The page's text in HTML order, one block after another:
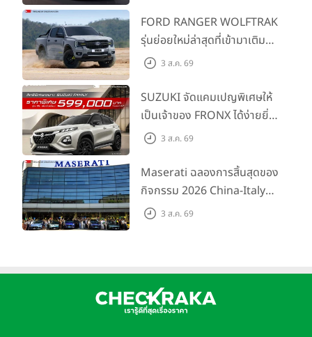
FORD RANGER WOLFTRAK
รุ่นย่อยใหม่ล่าสุดที่เข้ามาเติม
เต็มไลน์อัป พร้อมตอบโจทย์ทุก
พร้อมลุย ด้วยราคาพิเศษเริ่ม
ต้นที่ 9.49 แสนบาท
3 ส.ค. 69
SUZUKI จัดแคมเปญพิเศษให้
เป็นเจ้าของ FRONX ได้ง่ายยิ่ง
ขึ้นสำหรับรุ่น GL ราคาพิเศษ
200 คัน พร้อมข้อเสนอสุดคุ้ม
3 ส.ค. 69
Maserati ฉลองการสิ้นสุดของ
กิจกรรม 2026 China-Italy
Grand Tour ณ สำนักงาน
3 ส.ค. 69